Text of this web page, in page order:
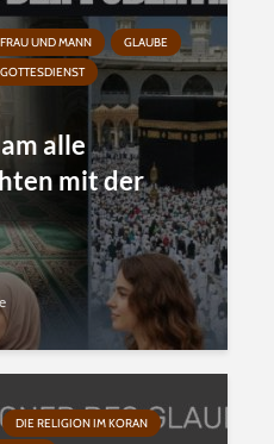
FRAU UND MANN
GLAUBE
GOTTESDIENST
alle
mit der
DIE RELIGION IM KORAN